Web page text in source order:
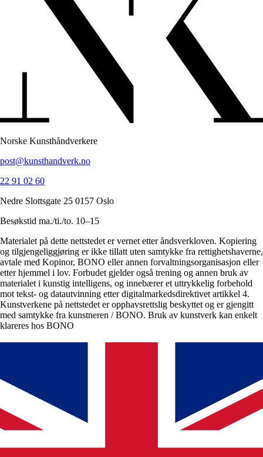
Norske Kunsthåndverkere
post@kunsthandverk.no
22 91 02 60
Nedre Slottsgate 25 0157 Oslo
Besøkstid ma./ti./to. 10–15
Materialet på dette nettstedet er vernet etter åndsverkloven. Kopiering
og tilgjengeliggjøring er ikke tillatt uten samtykke fra rettighetshaverne,
avtale med Kopinor, BONO eller annen forvaltningsorganisasjon eller
etter hjemmel i lov. Forbudet gjelder også trening og annen bruk av
materialet i kunstig intelligens, og innebærer et uttrykkelig forbehold
mot tekst- og datautvinning etter digitalmarkedsdirektivet artikkel 4.
Kunstverkene på nettstedet er opphavsrettslig beskyttet og er gjengitt
med samtykke fra kunstneren / BONO. Bruk av kunstverk kan enkelt
klareres hos BONO